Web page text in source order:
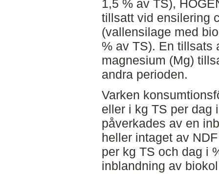
1,5 % av TS),
tillsatt vid ensilering
(vallensilage med
% av TS). En tillsats
magnesium (Mg)
andra perioden.
Varken
eller i kg TS per dag
påverkades av en
heller intaget av
per kg TS och dag i
inblandning av